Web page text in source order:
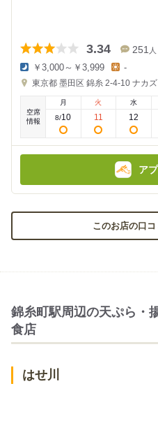
3.34 251 人
夜
の
額
￥3,000～￥3,999
の
-
東京都 墨田区 錦糸 2-4-10 ナカ
空席
情報
月
8/10
火
11
水
12
ア
このお店の口
錦糸町駅周辺の天ぷら・
食店
はせ川